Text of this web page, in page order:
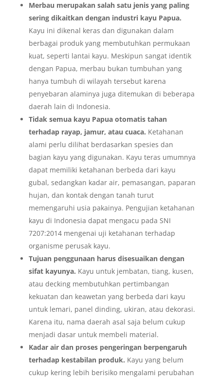
Merbau merupakan salah satu jenis yang paling
sering dikaitkan dengan industri kayu Papua.
Kayu ini dikenal keras dan digunakan dalam
berbagai produk yang membutuhkan permukaan
kuat, seperti lantai kayu. Meskipun sangat identik
dengan Papua, merbau bukan tumbuhan yang
hanya tumbuh di wilayah tersebut karena
penyebaran alaminya juga ditemukan di beberapa
daerah lain di Indonesia.
Tidak semua kayu Papua otomatis tahan
terhadap rayap, jamur, atau cuaca. Ketahanan
alami perlu dilihat berdasarkan spesies dan
bagian kayu yang digunakan. Kayu teras umumnya
dapat memiliki ketahanan berbeda dari kayu
gubal, sedangkan kadar air, pemasangan, paparan
hujan, dan kontak dengan tanah turut
memengaruhi usia pakainya. Pengujian ketahanan
kayu di Indonesia dapat mengacu pada SNI
7207:2014 mengenai uji ketahanan terhadap
organisme perusak kayu.
Tujuan penggunaan harus disesuaikan dengan
sifat kayunya. Kayu untuk jembatan, tiang, kusen,
atau decking membutuhkan pertimbangan
kekuatan dan keawetan yang berbeda dari kayu
untuk lemari, panel dinding, ukiran, atau dekorasi.
Karena itu, nama daerah asal saja belum cukup
menjadi dasar untuk membeli material.
Kadar air dan proses pengeringan berpengaruh
terhadap kestabilan produk. Kayu yang belum
cukup kering lebih berisiko mengalami perubahan